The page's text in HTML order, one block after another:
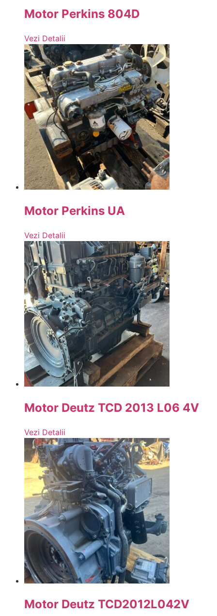
Motor Perkins 804D
Vezi Detalii
Motor Perkins UA
Vezi Detalii
Motor Deutz TCD 2013 L06 4V
Vezi Detalii
Motor Deutz TCD2012L042V